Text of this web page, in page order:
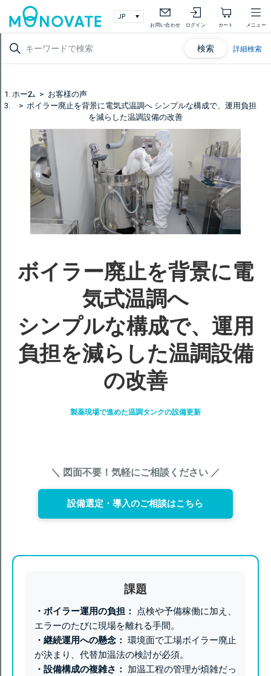
お問い合わせ ログイン カート メニュー
検索 詳細検索
ホーム
お客様の声
ボイラー廃止を背景に電気式温調へ シンプルな構成で、運用負担
を減らした温調設備の改善
ボイラー廃止を背景に電
気式温調へ
シンプルな構成で、運用
負担を減らした温調設備
の改善
製薬現場で進めた温調タンクの設備更新
＼ 図面不要！気軽にご相談ください ／
設備選定・導入のご相談はこちら
課題
・ボイラー運用の負担：
点検や予備稼働に加え、
エラーのたびに現場を離れる手間。
・継続運用への懸念： 環境面で工場ボイラー廃止
が決まり、代替加温法の検討が必須。
・設備構成の複雑さ：
加温工程の管理が煩雑だっ